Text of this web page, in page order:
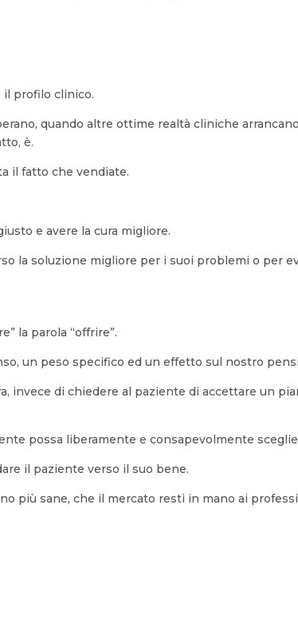
il profilo clinico.
quando altre ottime realtà cliniche
è.
il fatto che vendiate.
e avere la cura migliore.
la soluzione migliore per i suoi problemi o per
la parola “offrire”.
un peso specifico ed un effetto sul nostro
invece di chiedere al paziente di accettare un
possa liberamente e consapevolmente
il paziente verso il suo bene.
più sane, che il mercato resti in mano ai